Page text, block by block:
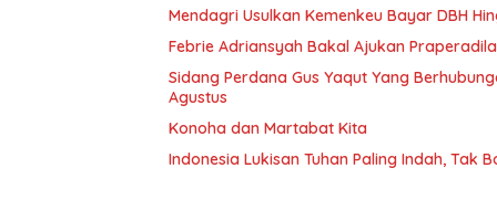
Mendagri Usulkan Kemenkeu Bayar DBH
Febrie Adriansyah Bakal Ajukan
Sidang Perdana Gus Yaqut Yang
Agustus
Konoha dan Martabat Kita
Indonesia Lukisan Tuhan Paling Indah, Tak